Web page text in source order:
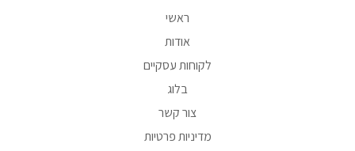
ראשי
אודות
לקוחות עסקיים
בלוג
צור קשר
מדיניות פרטיות